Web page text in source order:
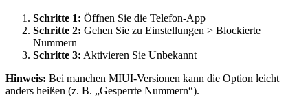
Schritte 1: Öffnen Sie die Telefon-App
Schritte 2: Gehen Sie zu Einstellungen > Blockierte
Nummern
Schritte 3: Aktivieren Sie Unbekannt
Hinweis: Bei manchen MIUI-Versionen kann die Option leicht
anders heißen (z. B. „Gesperrte Nummern“).